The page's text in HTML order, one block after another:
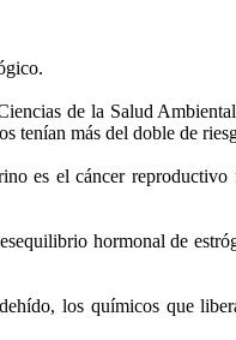
de la Salud
más del doble de
es el cáncer
hormonal de
los químicos que